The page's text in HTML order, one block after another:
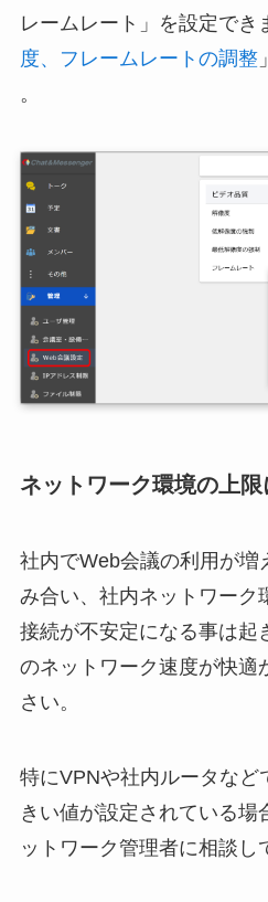
レームレート」を設定でき
度、フレームレートの調整
。
ネットワーク環境の上
社内でWeb会議の利用が増
み合い、社内ネットワーク
接続が不安定になる事は起
のネットワーク速度が快適
さい。
特にVPNや社内ルータなど
きい値が設定されている場
ットワーク管理者に相談し